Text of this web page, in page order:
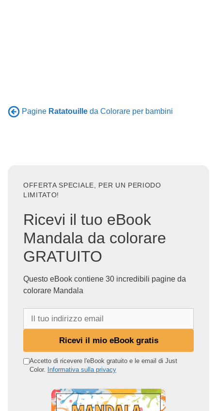
Pagine Ratatouille da Colorare per bambini
OFFERTA SPECIALE, PER UN PERIODO
LIMITATO!
Ricevi il tuo eBook
Mandala da colorare
GRATUITO
Questo eBook contiene 30 incredibili pagine da
colorare Mandala
o
Ricevi il mio eBook gratis
Accetto di ricevere l'eBook gratuito e le email di Just
Color. Informativa sulla privacy